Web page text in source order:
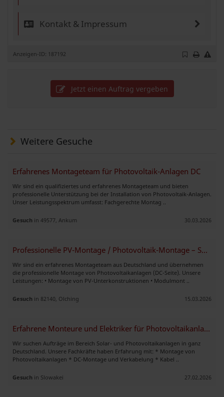
Kontakt & Impressum
Anzeigen-ID: 187192
Jetzt einen Auftrag vergeben
Weitere Gesuche
Erfahrenes Montageteam für Photovoltaik-Anlagen DC
Wir sind ein qualifiziertes und erfahrenes Montageteam und bieten
professionelle Unterstützung bei der Installation von Photovoltaik-Anlagen.
Unser Leistungsspektrum umfasst: Fachgerechte Montag ..
Gesuch in 49577, Ankum 30.03.2026
Professionelle PV-Montage / Photovoltaik-Montage – Subunternehmer verf
Wir sind ein erfahrenes Montageteam aus Deutschland und übernehmen
die professionelle Montage von Photovoltaikanlagen (DC-Seite). Unsere
Leistungen: • Montage von PV-Unterkonstruktionen • Modulmont ..
Gesuch in 82140, Olching 15.03.2026
Erfahrene Monteure und Elektriker für Photovoltaikanlagen – sofort ver
Wir suchen Aufträge im Bereich Solar- und Photovoltaikanlagen in ganz
Deutschland. Unsere Fachkräfte haben Erfahrung mit: * Montage von
Photovoltaikanlagen * DC-Montage und Verkabelung * Kabel ..
Gesuch in Slowakei 27.02.2026